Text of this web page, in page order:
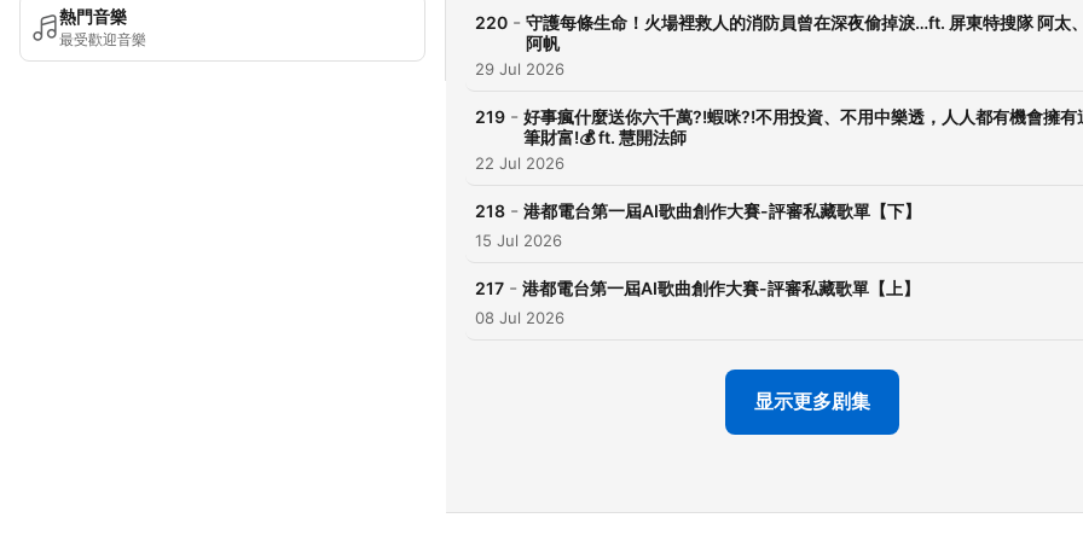
熱門音樂
最受歡迎音樂
220 - 守護每條生命！火場裡救人的消防員曾在深夜偷掉淚…ft. 屏東特搜隊 阿太
阿帆
29 Jul 2026
219 - 好事瘋什麼送你六千萬?!蝦咪?!不用投資、不用中樂透，人人都有機會擁有
筆財富!💰 ft. 慧開法師
22 Jul 2026
218 - 港都電台第一屆AI歌曲創作大賽-評審私藏歌單【下】
15 Jul 2026
217 - 港都電台第一屆AI歌曲創作大賽-評審私藏歌單【上】
08 Jul 2026
显示更多剧集